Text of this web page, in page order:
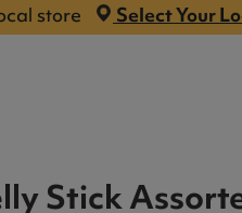
store
Select Your
Stick